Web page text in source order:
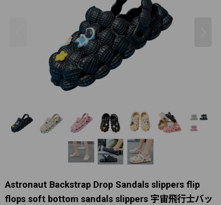
Astronaut Backstrap Drop Sandals slippers flip
flops soft bottom sandals slippers 宇宙飛行士バッ